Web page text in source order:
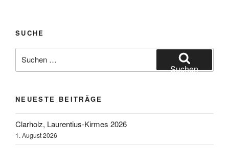
SUCHE
nach:
Suchen
NEUESTE BEITRÄGE
Clarholz, Laurentius-Kirmes 2026
1. August 2026